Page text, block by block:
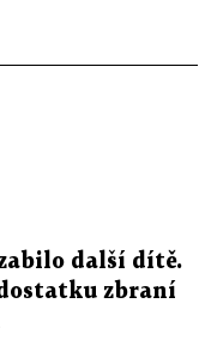
další dítě.
zbraní